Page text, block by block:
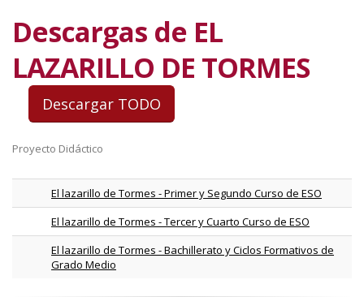
Descargas de EL
LAZARILLO DE TORMES
Proyecto Didáctico
El lazarillo de Tormes - Primer y Segundo Curso de ESO
El lazarillo de Tormes - Tercer y Cuarto Curso de ESO
El lazarillo de Tormes - Bachillerato y Ciclos Formativos de
Grado Medio